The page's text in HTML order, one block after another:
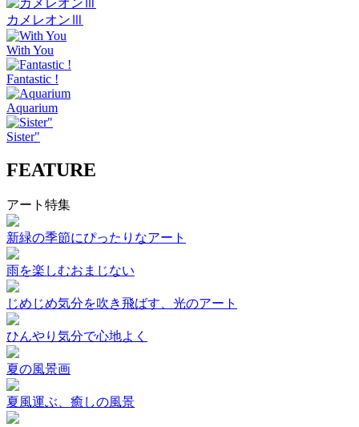
カメレオンⅢ
With You
Fantastic !
Aquarium
Sister"
FEATURE
アート特集
新緑の季節にぴったりなアート
雨を楽しむおまじない
じめじめ気分を吹き飛ばす、光のアート
ひんやり気分で心地よく
夏の風景画
夏風運ぶ、癒しの風景